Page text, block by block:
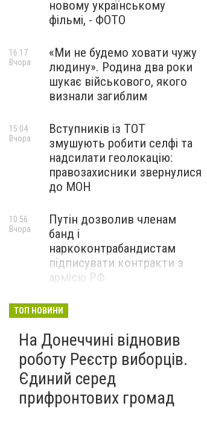
новому українському
фільмі, - ФОТО
«Ми не будемо ховати чужу
людину». Родина два роки
шукає військового, якого
визнали загиблим
16:17
Вчора
Вступників із ТОТ
змушують робити селфі та
надсилати геолокацію:
правозахисники звернулися
до МОН
15:04
Вчора
Путін дозволив членам
банд і
наркоконтрабандистам
підписувати контракти з
армією РФ
10:56
Вчора
Від тих, хто зберігає історію
залишили послання
окупантам, - ФОТО
09:43
Вчора
ТОП НОВИНИ
На Донеччині відновив
роботу Реєстр виборців.
Єдиний серед
прифронтових громад